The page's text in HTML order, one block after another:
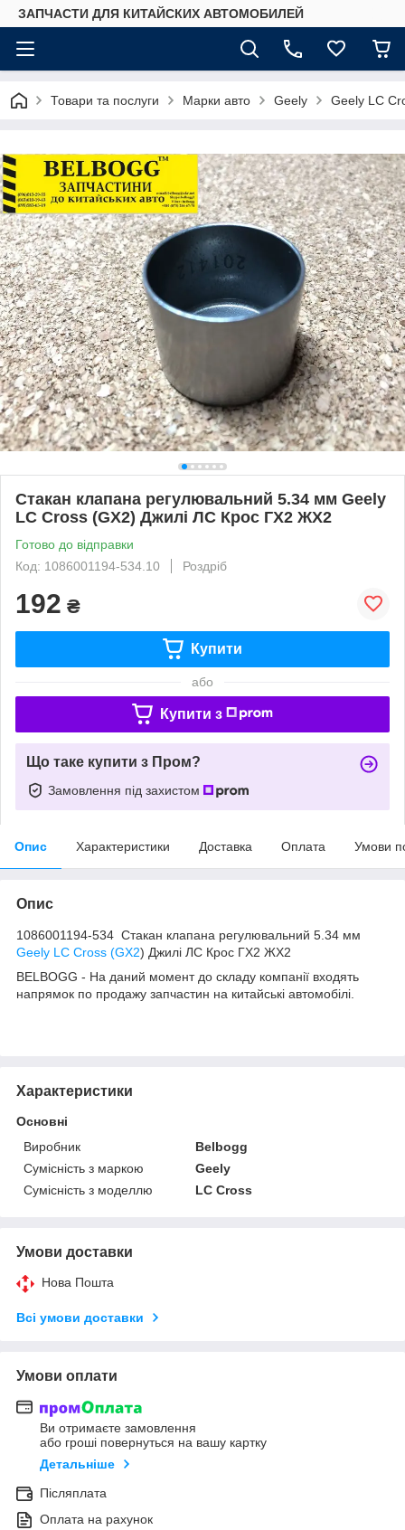
ЗАПЧАСТИ ДЛЯ КИТАЙСКИХ АВТОМОБИЛЕЙ
Товари та послуги Марки авто Geely Geely LC
Стакан клапана регулювальний 5.34 мм Geely
LC Cross (GX2) Джилі ЛС Крос ГХ2 ЖХ2
Готово до відправки
Код: 1086001194-534.10
Роздріб
192 ₴
Купити
або
Купити з
Що таке купити з Пром?
Замовлення під захистом
Опис Характеристики Доставка Оплата Умови
Опис
1086001194-534 Стакан клапана регулювальний 5.34 мм
Geely LC Cross (GX2) Джилі ЛС Крос ГХ2 ЖХ2
BELBOGG - На даний момент до складу компанії входять
напрямок по продажу запчастин на китайські автомобілі.
Характеристики
Основні
Виробник
Belbogg
Сумісність з маркою
Geely
Сумісність з моделлю
LC Cross
Умови доставки
Нова Пошта
Всі умови доставки
Умови оплати
Ви отримаєте замовлення
або гроші повернуться на вашу картку
Детальніше
Післяплата
Оплата на рахунок